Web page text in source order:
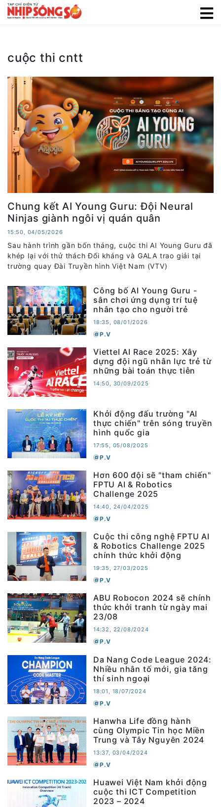
cuộc thi cntt
Chung kết AI Young Guru: Đội Neural
Ninjas giành ngôi vị quán quân
15:50, 04/05/2026
Sau hành trình gần bốn tháng, cuộc thi AI Young Guru đã
khép lại với thử thách Đối kháng và GALA trao giải tại
trường quay Đài Truyền hình Việt Nam (VTV)
Công bố AI Young Guru -
sân chơi ứng dụng trí tuệ
nhân tạo cho người trẻ
18:35, 08/01/2026
P.V
Viettel AI Race 2025: Xây
dựng đội ngũ nhân lực trẻ từ
những bài toán thực tiễn
14:50, 30/09/2025
Khởi động đấu trường "AI
thực chiến" trên sóng truyền
hình quốc gia
17:55, 05/08/2025
P.V
Hơn 600 đội sẽ "tham chiến"
FPTU AI & Robotics
Challenge 2025
14:40, 24/04/2025
P.V
Cuộc thi công nghệ FPTU AI
& Robotics Challenge 2025
chính thức khởi động
19:35, 27/03/2025
P.V
ABU Robocon 2024 sẽ chính
thức khởi tranh từ ngày mai
23/08
14:32, 22/08/2024
P.V
Da Nang Code League 2024:
Nhiều nhân tố mới, gia tăng
thí sinh ngoại
18:01, 18/07/2024
P.V
Hanwha Life đồng hành
cùng Olympic Tin học Miền
Trung và Tây Nguyên 2024
13:37, 03/04/2024
P.V
Huawei Việt Nam khởi động
cuộc thi ICT Competition
2023 – 2024